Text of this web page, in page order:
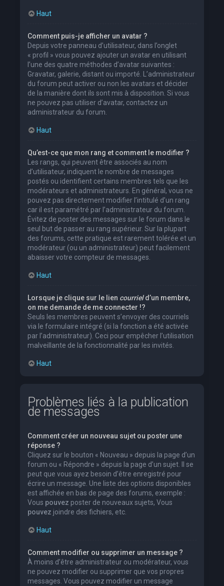
Haut
Comment puis-je afficher un avatar ?
Depuis votre panneau d’utilisateur, dans l’onglet
« profil » vous pouvez ajouter un avatar en utilisant
l’une des quatre méthodes d’avatar suivantes :
Gravatar, galerie, distant ou importé. L’administrateur
du forum peut activer ou non les avatars et décider
de la manière dont ils sont mis à disposition. Si vous
ne pouvez pas utiliser d’avatar, contactez un
administrateur du forum.
Haut
Qu’est-ce que mon rang et comment le modifier ?
Les rangs, qui peuvent être associés au nom
d’utilisateur, indiquent le nombre de messages
postés ou identifient certains membres tels que les
modérateurs et administrateurs. En général, vous ne
pouvez pas directement modifier l’intitulé d’un rang
car il est paramétré par l’administrateur du forum.
Évitez de poster des messages sur le forum dans le
seul but de passer au rang supérieur. Sur la plupart
des forums, cette pratique est rarement tolérée et un
modérateur (ou un administrateur) peut facilement
abaisser votre compteur de messages.
Haut
Lorsque je clique sur le lien courrield’un membre,
on me demande de me connecter !?
Seuls les membres peuvent s’envoyer des courriels
via le formulaire intégré (si la fonction a été activée
par l’administrateur). Ceci pour empêcher l’utilisation
malveillante de la fonctionnalité par les invités.
Haut
Problèmes liés à la publication
de messages
Comment créer un nouveau sujet ou poster une
réponse ?
Cliquez sur le bouton « Nouveau » depuis la page d’un
forum ou « Répondre » depuis la page d’un sujet. Il se
peut que vous ayez besoin d’être enregistré pour
écrire un message. Une liste des options disponibles
est affichée en bas de page des forums, exemple :
Vous pouvez poster de nouveaux sujets, Vous
pouvez joindre des fichiers, etc.
Haut
Comment modifier ou supprimer un message ?
À moins d’être administrateur ou modérateur, vous
ne pouvez modifier ou supprimer que vos propres
messages. Vous pouvez modifier un message